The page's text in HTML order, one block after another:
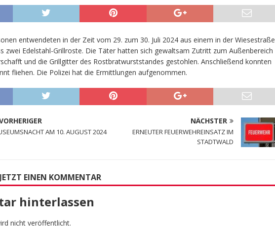
entwendeten in der Zeit vom 29. zum 30. Juli 2024 aus einem in der Wiesestraße
zwei Edelstahl-Grillroste. Die Täter hatten sich gewaltsam Zutritt zum Außenbereich
und die Grillgitter des Rostbratwurststandes gestohlen. Anschließend konnten
fliehen. Die Polizei hat die Ermittlungen aufgenommen.
AM 10. AUGUST 2024
NÄCHSTER
ERNEUTER FEUERWEHREINSATZ IM
STADTWALD
EINEN KOMMENTAR
hinterlassen
nicht veröffentlicht.